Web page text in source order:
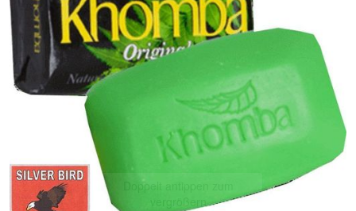
Doppelt antippen zum
vergrößern